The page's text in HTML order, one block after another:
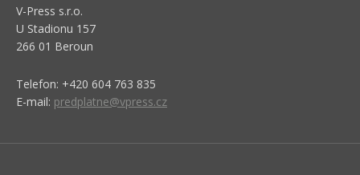
V-Press s.r.o.
U Stadionu 157
266 01 Beroun
Telefon: +420 604 763 835
E-mail: predplatne@vpress.cz